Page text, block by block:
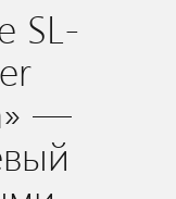
SL-
—